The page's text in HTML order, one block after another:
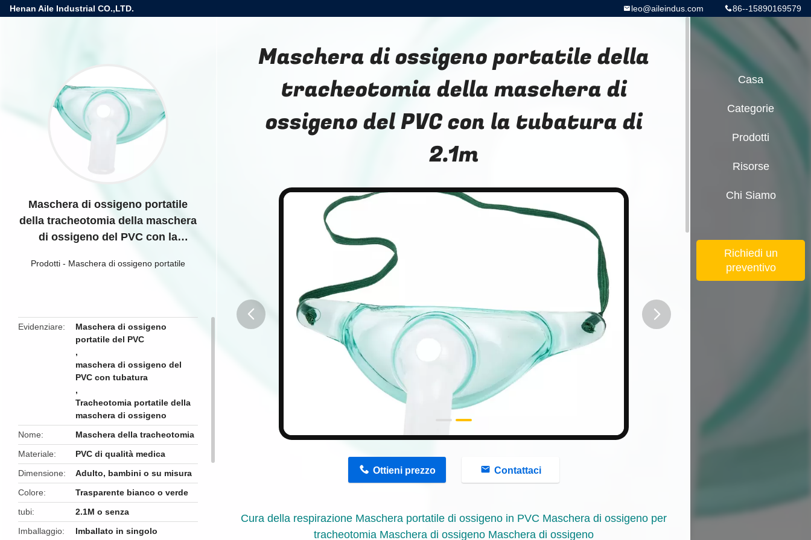
Henan Aile Industrial CO.,LTD. 86--15890169579
leo@aileindus.com
Maschera di ossigeno portatile
della tracheotomia della maschera
di ossigeno del PVC con la
Prodotti - Maschera di ossigeno portatile
Evidenziare
Maschera di ossigeno
portatile del PVC
,
maschera di ossigeno del
PVC con tubatura
,
Tracheotomia portatile della
maschera di ossigeno
Nome
Maschera della tracheotomia
Materiale
PVC di qualità medica
Dimensione
Adulto, bambini o su misura
Colore
Trasparente bianco o verde
tubi
2.1M o senza
Imballaggio
Imballato in singolo
Maschera di ossigeno portatile della
tracheotomia della maschera di
ossigeno del PVC con la tubatura di
2.1m
Ottieni prezzo Contattaci
Cura della respirazione Maschera portatile di ossigeno in PVC Maschera di ossigeno per
tracheotomia Maschera di ossigeno Maschera di ossigeno
Casa
Categorie
Prodotti
Risorse
Chi Siamo
Richiedi un
preventivo